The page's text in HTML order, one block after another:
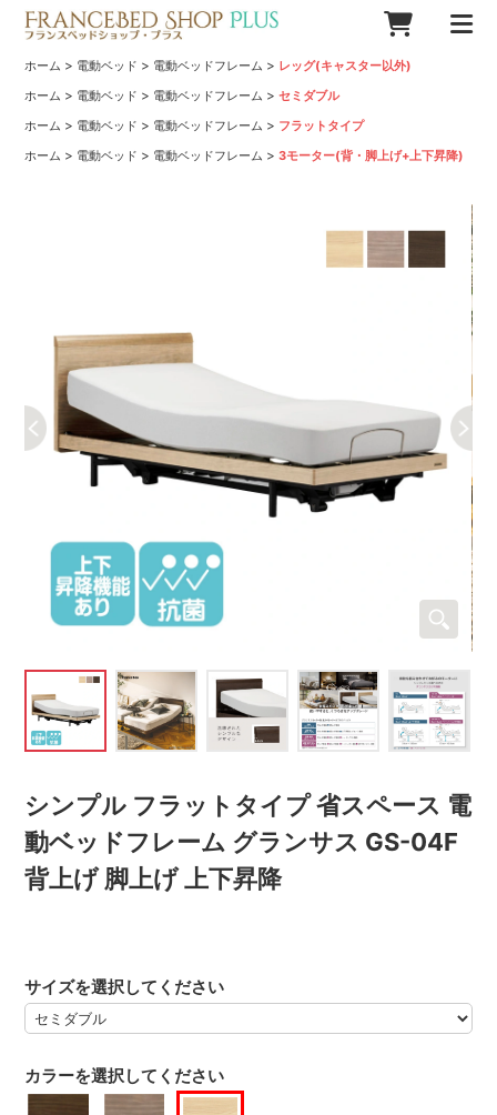
ホーム > 電動ベッド > 電動ベッドフレーム > レッグ(キャスター以外)
ホーム > 電動ベッド > 電動ベッドフレーム >セミダブル
ホーム > 電動ベッド > 電動ベッドフレーム > フラットタイプ
ホーム > 電動ベッド > 電動ベッドフレーム >3モーター(背・脚上げ+上下昇降)
シンプル フラットタイプ 省スペース 電
動ベッドフレーム グランサス GS-04F
背上げ 脚上げ 上下昇降
カラーを選択してください
サイズを選択してください